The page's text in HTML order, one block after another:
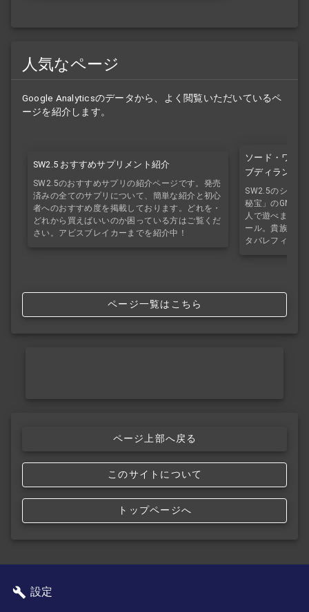
人気なページ
Google Analyticsのデータから、よく閲覧いただいているペ
ージを紹介します。
SW2.5 おすすめサプリメント紹介
SW2.5のおすすめサプリの紹介ページです。発売
済みの全てのサプリについて、簡単な紹介と初心
者へのおすすめ度を掲載しております。どれを・
どれから買えばいいのか困っている方はご覧くだ
さい。アビスブレイカーまでを紹介中！
ソード・ワー
ブディランガ
SW2.5のシナリ
秘宝」のGMレ
人で遊べます。
ール。貴族の持
タバレフィルタ
ページ一覧はこちら
ページ上部へ戻る
このサイトについて
トップページへ
設定